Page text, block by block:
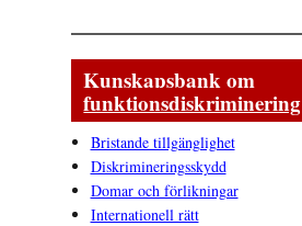
Kunskapsbank om
funktionsdiskriminering
Bristande tillgänglighet
Diskrimineringsskydd
Domar och förlikningar
Internationell rätt